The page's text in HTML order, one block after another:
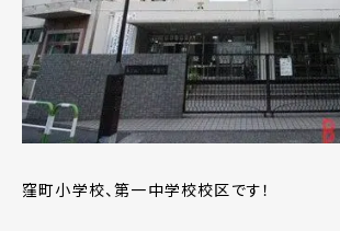
窪町小学校、第一中学校校区です！